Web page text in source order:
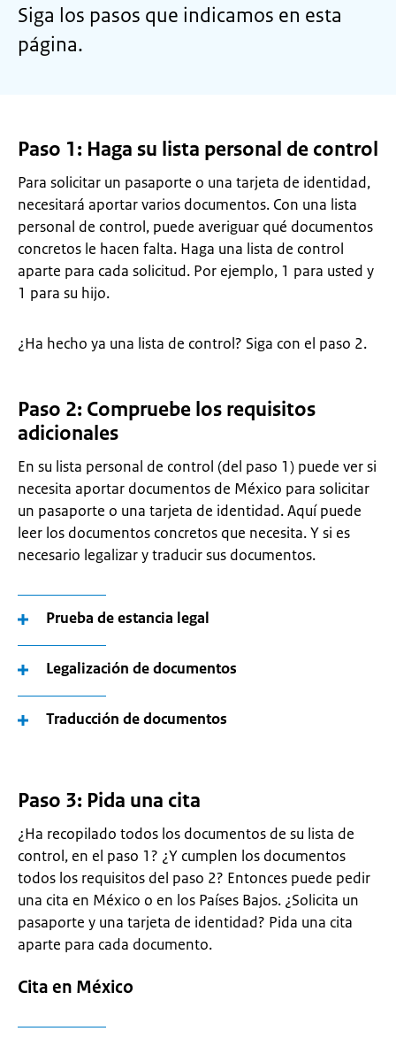
Siga los pasos que indicamos en esta
página.
Paso 1: Haga su lista personal de control
Para solicitar un pasaporte o una tarjeta de identidad,
necesitará aportar varios documentos. Con una lista
personal de control, puede averiguar qué documentos
concretos le hacen falta. Haga una lista de control
aparte para cada solicitud. Por ejemplo, 1 para usted y
1 para su hijo.
¿Ha hecho ya una lista de control? Siga con el paso 2.
Paso 2: Compruebe los requisitos
adicionales
En su lista personal de control (del paso 1) puede ver si
necesita aportar documentos de México para solicitar
un pasaporte o una tarjeta de identidad. Aquí puede
leer los documentos concretos que necesita. Y si es
necesario legalizar y traducir sus documentos.
Prueba de estancia legal
Legalización de documentos
Traducción de documentos
Paso 3: Pida una cita
¿Ha recopilado todos los documentos de su lista de
control, en el paso 1? ¿Y cumplen los documentos
todos los requisitos del paso 2? Entonces puede pedir
una cita en México o en los Países Bajos. ¿Solicita un
pasaporte y una tarjeta de identidad? Pida una cita
aparte para cada documento.
Cita en México